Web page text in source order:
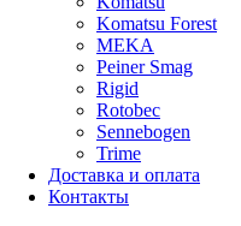
Komatsu Forest
MEKA
Peiner Smag
Rigid
Rotobec
Sennebogen
Trime
Доставка и оплата
Контакты